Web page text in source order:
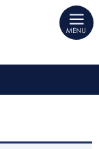
イン注文住宅・高気密
注文住宅・高気密高断